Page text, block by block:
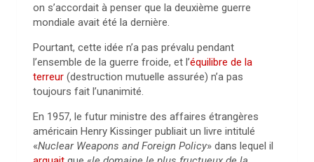
on s’accordait à penser que la deuxième guerre
mondiale avait été la dernière.
Pourtant, cette idée n’a pas prévalu pendant
l’ensemble de la guerre froide, et l’équilibre de la
terreur (destruction mutuelle assurée) n’a pas
toujours fait l’unanimité.
En 1957, le futur ministre des affaires étrangères
américain Henry Kissinger publiait un livre intitulé
«Nuclear Weapons and Foreign Policy» dans lequel il